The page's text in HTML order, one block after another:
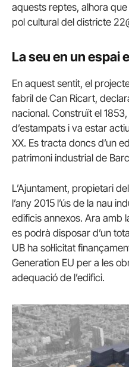
aquests reptes, alhora
pol cultural del districte
La seu en un espai
En aquest sentit, el
fabril de Can Ricart,
nacional. Construït el
d’estampats i va estar
XX. Es tracta doncs d’un
patrimoni industrial de
L’Ajuntament, propietari
l’any 2015 l’ús de la nau
edificis annexos. Ara amb
es podrà disposar d’un
UB ha sol·licitat
Generation EU per a les
adequació de l’edifici.